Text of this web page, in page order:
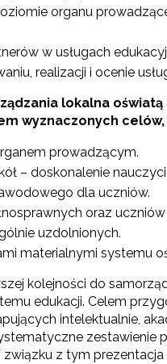
zawodowego"
ćwiczeń"
narzędzi edukacyjnych"
projektów konkursowych z
kształcenia na
organu
w usługach
realizacji i ocenie
lokalna
wyznaczonych celów,
prowadzącym.
– doskonalenie
dla uczniów.
oraz
uzdolnionych.
materialnymi systemu
kolejności do
edukacji. Celem
intelektualnie,
zestawienie
z tym